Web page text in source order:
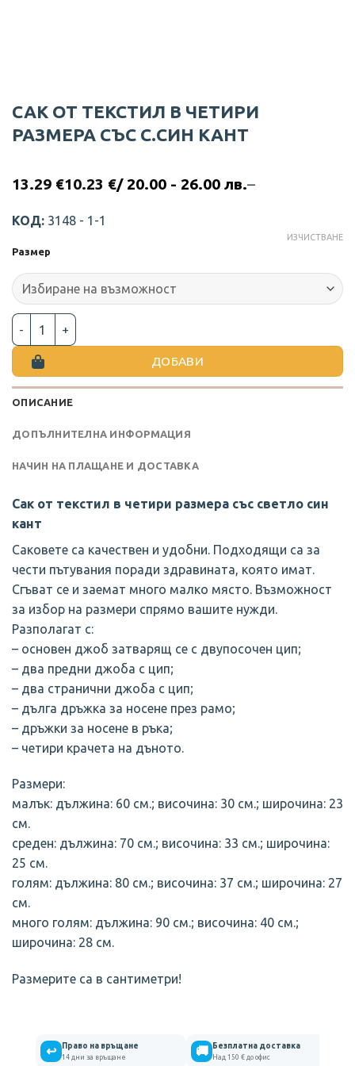
САК ОТ ТЕКСТИЛ В ЧЕТИРИ
РАЗМЕРА СЪС С.СИН КАНТ
10.23 € –
13.29 €
Price
10.23 €
13.29 €
/ 20.00 - 26.00 лв.
КОД: 3148 - 1-1
Размер
ИЗЧИСТВАНЕ
количество за САК ОТ ТЕКСТИЛ В ЧЕТИРИ РАЗМЕРА СЪС
ДОБАВИ
ОПИСАНИЕ
ДОПЪЛНИТЕЛНА ИНФОРМАЦИЯ
НАЧИН НА ПЛАЩАНЕ И ДОСТАВКА
Сак от текстил в четири размера със светло син
кант
Саковете са качествен и удобни. Подходящи са за
чести пътувания поради здравината, която имат.
Сгъват се и заемат много малко място. Възможност
за избор на размери спрямо вашите нужди.
Разполагат с:
– основен джоб затварящ се с двупосочен цип;
– два предни джоба с цип;
– два странични джоба с цип;
– дълга дръжка за носене през рамо;
– дръжки за носене в ръка;
– четири крачета на дъното.
Размери:
малък: дължина: 60 см.; височина: 30 см.; широчина: 23
см.
среден: дължина: 70 см.; височина: 33 см.; широчина:
25 см.
голям: дължина: 80 см.; височина: 37 см.; широчина: 27
см.
много голям: дължина: 90 см.; височина: 40 см.;
широчина: 28 см.
Размерите са в сантиметри!
↩ Право на връщане
14 дни за връщане 🚚 Безплатна доставка
Над 150 € до офис